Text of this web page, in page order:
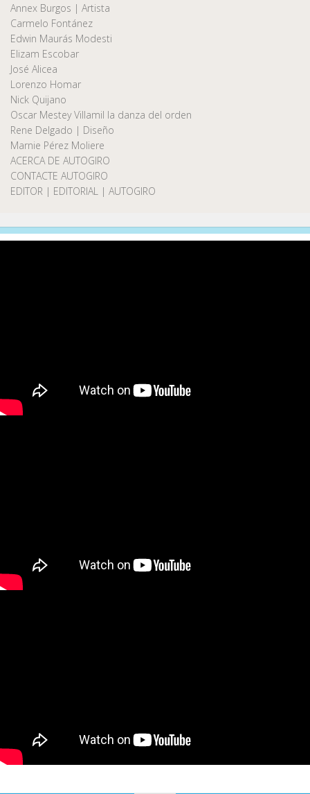
Annex Burgos | Artista
Carmelo Fontánez
Edwin Maurás Modesti
Elizam Escobar
José Alicea
Lorenzo Homar
Nick Quijano
Oscar Mestey Villamil la danza del orden
Rene Delgado | Diseño
Marnie Pérez Moliere
ACERCA DE AUTOGIRO
CONTACTE AUTOGIRO
EDITOR | EDITORIAL | AUTOGIRO